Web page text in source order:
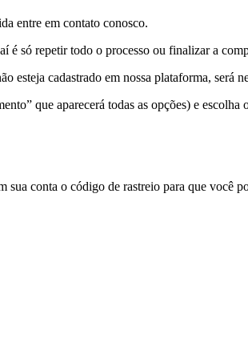
entre em contato conosco.
só repetir todo o processo ou finalizar a
cadastrado em nossa plataforma, será
que aparecerá todas as opções) e
conta o código de rastreio para que você